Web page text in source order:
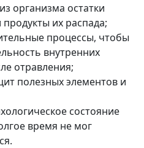
организма остатки
их распада;
процессы, чтобы
внутренних
отравления;
полезных элементов и
состояние
время не мог